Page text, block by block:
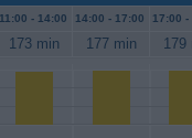
11:00 - 14:00 14:00 - 17:00 17:00 -
173 min 177 min 179